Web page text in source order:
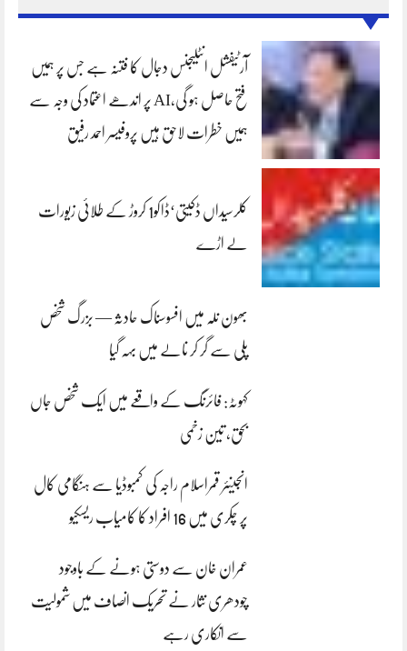
آرٹیفشل انٹلیجنس دجال کا فتنہ ہے جس پر ہمیں
فتح حاصل ہو گی،AI پر اندھے اعتماد کی وجہ سے
ہمیں خطرات لاحق ہیں پروفیسر احمد رفیق
کلرسیداں ڈکیتی‘ڈاکو1 کروڑ کے طلائی زیورات
لے اڑے
بھون نلہ میں افسوسناک حادثہ — بزرگ شخص
پلی سے گر کر نالے میں بہہ گیا
کہوٹہ: فائرنگ کے واقعے میں ایک شخص جاں
بحق، تین زخمی
انجینئر قمراسلام راجہ کی کمبوڈیا سے ہنگامی کال
پر چکری میں 16 افراد کا کامیاب ریسکیو
عمران خان سے دوستی ہونے کے باوجود
چودھری نثار نے تحریک انصاف میں شمولیت
سے انکاری رہے